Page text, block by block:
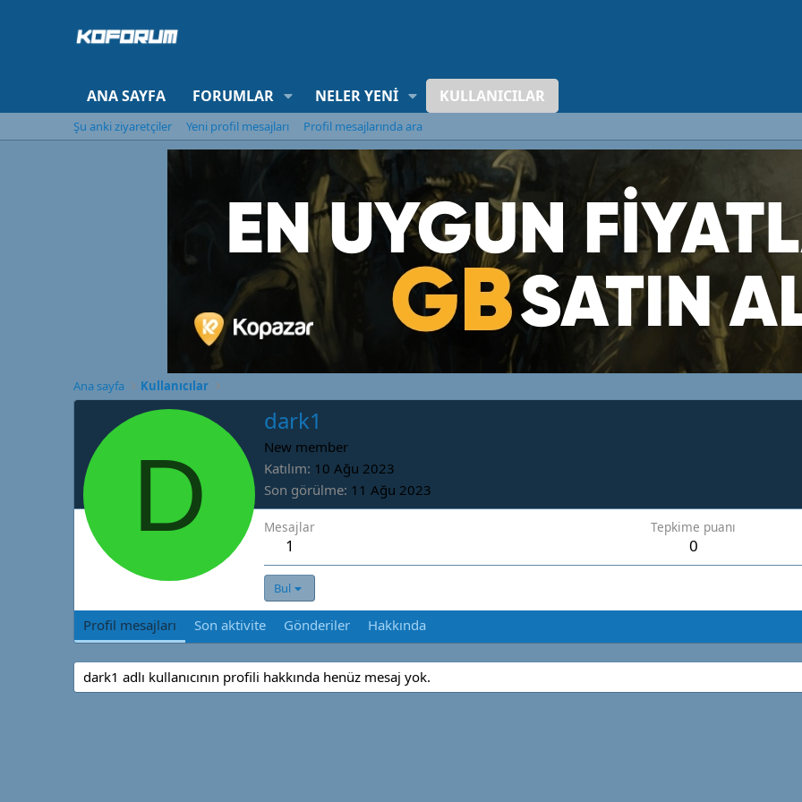
ANA SAYFA FORUMLAR NELER YENI KULLANICILAR
Şu anki ziyaretçiler Yeni profil mesajları Profil mesajlarında ara
Ana sayfa Kullanıcılar
D
dark1
New member
Katılım 10 Ağu 2023
Son görülme 11 Ağu 2023
Mesajlar
1
Tepkime puanı
0
Bul
Profil mesajları Son aktivite Gönderiler Hakkında
dark1 adlı kullanıcının profili hakkında henüz mesaj yok.